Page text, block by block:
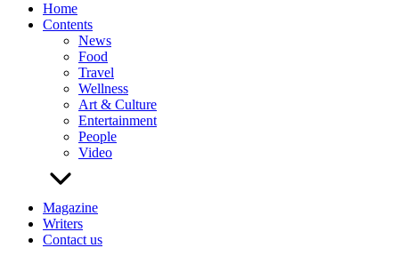
Home
Contents
News
Food
Travel
Wellness
Art & Culture
Entertainment
People
Video
Magazine
Writers
Contact us